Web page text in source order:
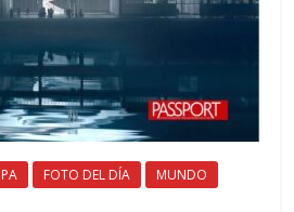
FOTO DEL DÍA
MUNDO